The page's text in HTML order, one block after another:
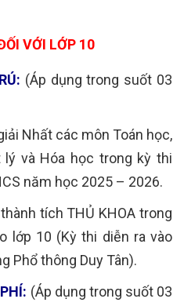
VỚI LỚP 10
(Áp dụng trong suốt 03
Nhất các môn Toán học,
lý và Hóa học trong kỳ thi
năm học 2025 – 2026.
tích THỦ KHOA trong
lớp 10 (Kỳ thi diễn ra vào
Phổ thông Duy Tân).
(Áp dụng trong suốt 03